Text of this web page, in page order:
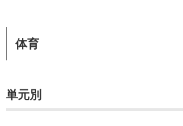
体育
単元別